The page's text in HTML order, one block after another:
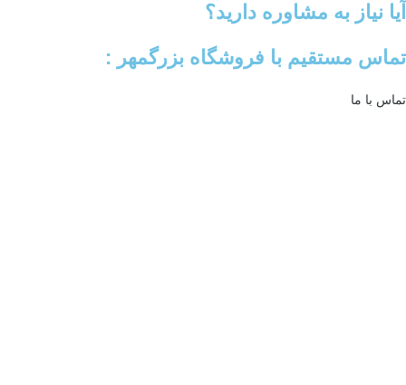
آیا نیاز به مشاوره دارید؟
تماس مستقیم با فروشگاه بزرگمهر :
تماس با ما